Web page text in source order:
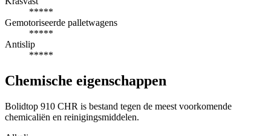
*****
Gemotoriseerde palletwagens
*****
Antislip
*****
Chemische eigenschappen
Bolidtop 910 CHR is bestand tegen de meest voorkomende
chemicaliën en reinigingsmiddelen.